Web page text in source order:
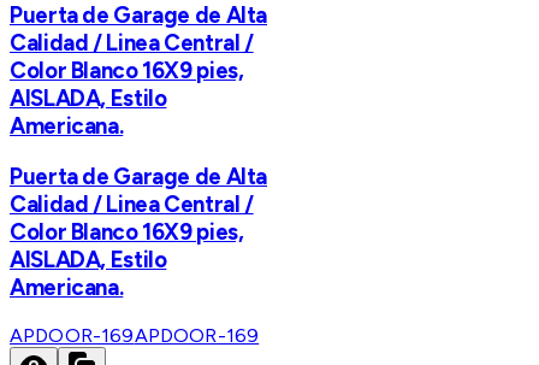
Puerta de Garage de Alta
Calidad / Linea Central /
Color Blanco 16X9 pies,
AISLADA, Estilo
Americana.
Puerta de Garage de Alta
Calidad / Linea Central /
Color Blanco 16X9 pies,
AISLADA, Estilo
Americana.
APDOOR-169APDOOR-169